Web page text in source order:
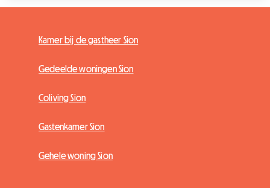
Kamer bij de gastheer Sion
Gedeelde woningen Sion
Coliving Sion
Gastenkamer Sion
Gehele woning Sion